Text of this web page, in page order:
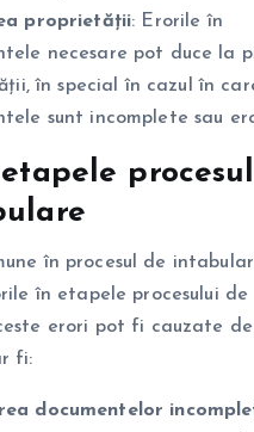
proprietății: Erorile în
necesare pot duce la
în special în cazul în
sunt incomplete sau
în procesul de
în etapele procesului de
erori pot fi cauzate de
fi:
documentelor